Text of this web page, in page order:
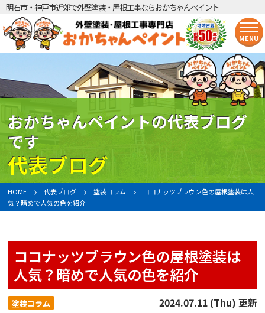
明石市・神戸市近郊で外壁塗装・屋根工事ならおかちゃんペイント
MENU
おかちゃんペイントの代表ブログ
です
代表ブログ
HOME 代表ブログ 塗装コラム
ココナッツブラウン色の屋根塗装は人
気？暗めで人気の色を紹介
ココナッツブラウン色の屋根塗装は
人気？暗めで人気の色を紹介
塗装コラム 2024.07.11 (Thu) 更新